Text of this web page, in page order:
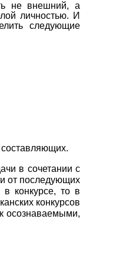
не внешний, а
личностью. И
следующие
составляющих.
в сочетании с
от последующих
конкурсе, то в
конкурсов
осознаваемыми,